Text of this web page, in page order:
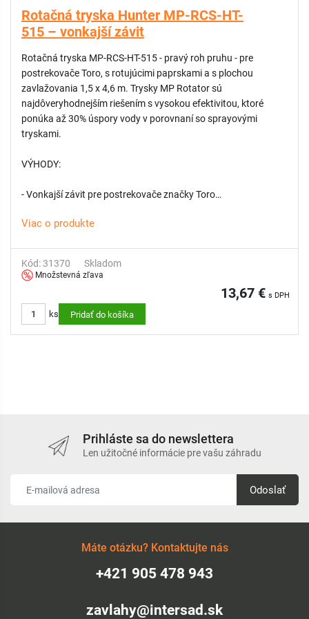
Rotačná tryska Hunter MP-RCS-HT-
515 – vonkajší závit
Rotačná tryska MP-RCS-HT-515 - pravý roh pruhu - pre
postrekovače Toro, s rotujúcimi paprskami a s plochou
zavlažovania 1,5 x 4,6 m. Trysky MP Rotator sú
najdôveryhodnejším riešením s vysokou efektivitou, ktoré
ponúka až 30% úspory vody v porovnaní so sprayovými
tryskami.
VÝHODY:
- Vonkajší závit pre postrekovače značky Toro
- Najnižšia zrážková výška v rámci odvetvia približne 10 mm/h
- Vysoká rovnomernosť pokrytia
- Prispôsobená zrážková výška pre zjednodušenie návrhu
Viac o produkte
Kód: 31370 Skladom
Množstevná zľava
13,67 € s DPH
ks Pridať do košíka
Prihláste sa do newslettera
Len užitočné informácie pre vašu záhradu
Odoslať
Máte otázku? Kontaktujte nás
+421 905 478 943
zavlahy@intersad.sk